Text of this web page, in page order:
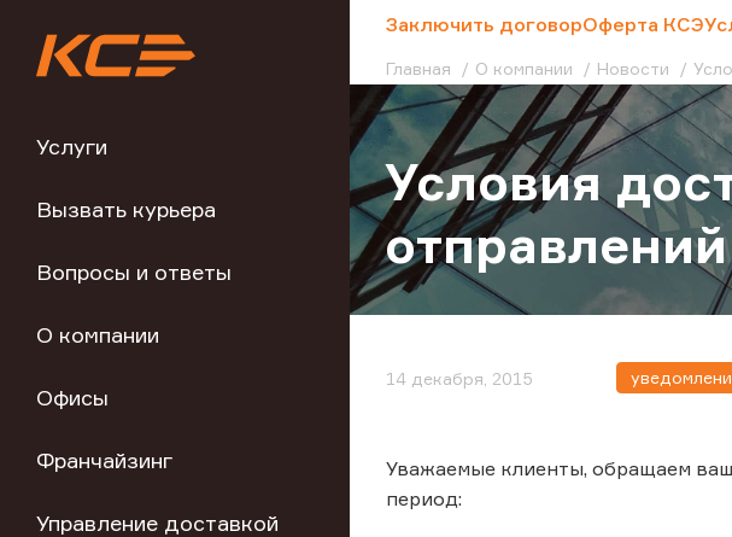
Услуги
Вызвать курьера
Вопросы и ответы
О компании
Офисы
Франчайзинг
Управление доставкой
Заключить договорОферта КСЭ
Главная О компании Новости
Условия
14 декабря, 2015
Уважаемые клиенты, обращаем
период: